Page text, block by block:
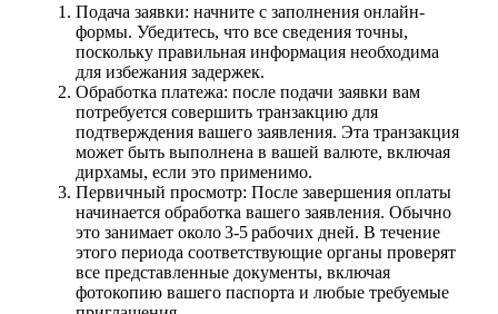
Подача заявки: начните с заполнения онлайн-
формы. Убедитесь, что все сведения точны,
поскольку правильная информация необходима
для избежания задержек.
Обработка платежа: после подачи заявки вам
потребуется совершить транзакцию для
подтверждения вашего заявления. Эта транзакция
может быть выполнена в вашей валюте, включая
дирхамы, если это применимо.
Первичный просмотр: После завершения оплаты
начинается обработка вашего заявления. Обычно
это занимает около 3-5 рабочих дней. В течение
этого периода соответствующие органы проверят
все представленные документы, включая
фотокопию вашего паспорта и любые требуемые